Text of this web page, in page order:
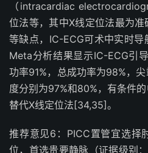
（ intracardiac
位法等，其中X线定位法最为准
等缺点， IC-ECG可术中实时导
Meta分析结果显示IC-ECG引
功率91%，总成功率为98%，
度分别为97%和80%，有条件
替代X线定位法 [34,35]。
推荐意见6 ： PICC置管宜选择
位，首选贵要静脉（证据级别：